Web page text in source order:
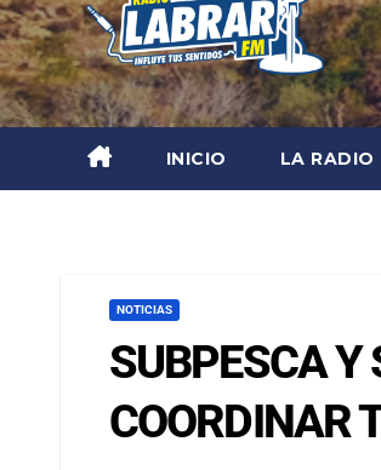
INICIO LA RADIO
NOTICIAS
SUBPESCA Y
COORDINAR